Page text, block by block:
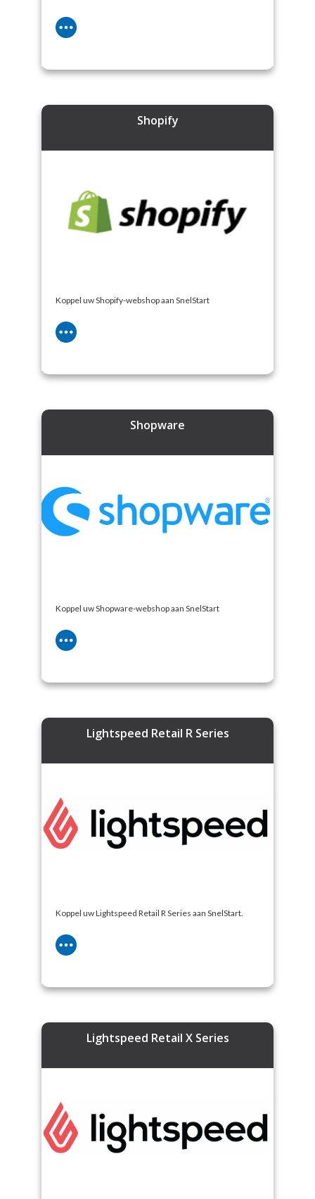
Shopify
Koppel uw Shopify-webshop aan SnelStart
Shopware
Koppel uw Shopware-webshop aan SnelStart
Lightspeed Retail R Series
Koppel uw Lightspeed Retail R Series aan SnelStart.
Lightspeed Retail X Series